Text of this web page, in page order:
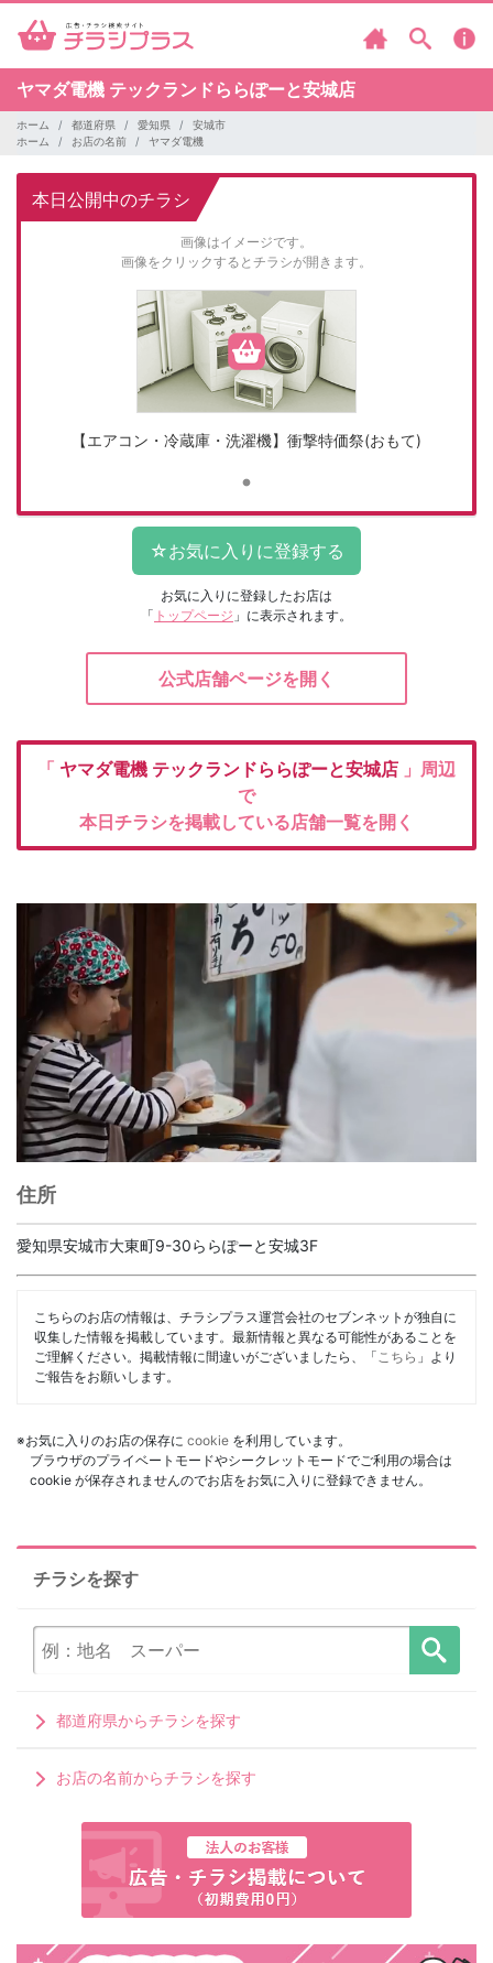
ヤマダ電機 テックランドららぽーと安城店
ホーム 都道府県 愛知県
安城市
ホーム
お店の名前 ヤマダ電機
本日公開中のチラシ
画像はイメージです。
画像をクリックするとチラシが開きます。
【エアコン・冷蔵庫・洗濯機】衝撃特価祭(おもて)
お気に入りに登録したお店は
「 トップページ 」に表示されます。
公式店舗ページを開く
「 ヤマダ電機 テックランドららぽーと安城店 」周辺
で
本日チラシを掲載している店舗一覧を開く
住所
愛知県安城市大東町9-30ららぽーと安城3F
こちらのお店の情報は、チラシプラス運営会社のセブンネットが独自に
収集した情報を掲載しています。最新情報と異なる可能性があることを
ご理解ください。掲載情報に間違いがございましたら、「 こちら 」より
ご報告をお願いします。
※お気に入りのお店の保存に cookie を利用しています。
ブラウザのプライベートモードやシークレットモードでご利用の場合は
cookie が保存されませんのでお店をお気に入りに登録できません。
チラシを探す
都道府県からチラシを探す
お店の名前からチラシを探す